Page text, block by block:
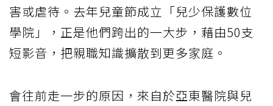
害或虐待。去年兒童節成立「兒少保護數位
學院」，正是他們跨出的一大步，藉由50支
短影音，把親職知識擴散到更多家庭。
會往前走一步的原因，來自於亞東醫院與兒